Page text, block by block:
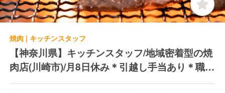
焼肉 | キッチンスタッフ
【神奈川県】キッチンスタッフ/地域密着型の焼
肉店(川崎市)/月8日休み＊引越し手当あり＊職位
手当あり